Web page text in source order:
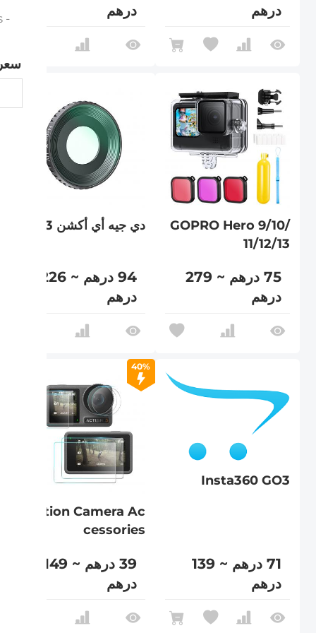
- Action Camera Accessories
درهم
درهم
GOPRO Hero 9/10/
11/12/13
75 درهم ~ 279
درهم
دي جيه أي أكشن 3
94 درهم ~ 226
درهم
Insta360 GO3
71 درهم ~ 139
درهم
40%
Action Camera Ac
cessories
39 درهم ~ 149
درهم